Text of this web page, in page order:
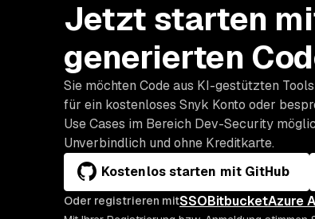
Jetzt starten
generierten
Sie möchten Code aus KI-gestützten
für ein kostenloses Snyk Konto oder
Use Cases im Bereich Dev-Security
Unverbindlich und ohne Kreditkarte.
Kostenlos starten mit GitHub
Oder registrieren mitSSOBitbucketAzure